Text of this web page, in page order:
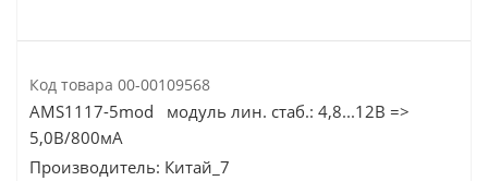
Код товара 00-00109568
AMS1117-5mod модуль лин. стаб.: 4,8...12В =>
5,0В/800мА
Производитель: Китай_7